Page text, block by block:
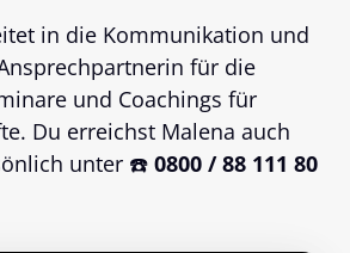
in die Kommunikation und
für die
und Coachings für
Du erreichst Malena auch
unter ☎️ 0800 / 88 111 80